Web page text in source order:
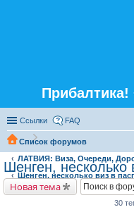
Ссылки FAQ
Список форумов
ЛАТВИЯ: Виза, Очереди,
Шенген, несколько виз в
Шенген, несколько
Новая тема
30